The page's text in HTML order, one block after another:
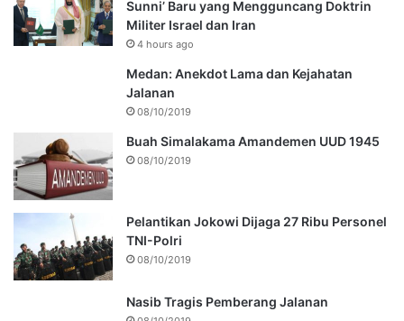
Sunni’ Baru yang Mengguncang Doktrin
Militer Israel dan Iran
4 hours ago
Medan: Anekdot Lama dan Kejahatan
Jalanan
08/10/2019
Buah Simalakama Amandemen UUD 1945
08/10/2019
Pelantikan Jokowi Dijaga 27 Ribu Personel
TNI-Polri
08/10/2019
Nasib Tragis Pemberang Jalanan